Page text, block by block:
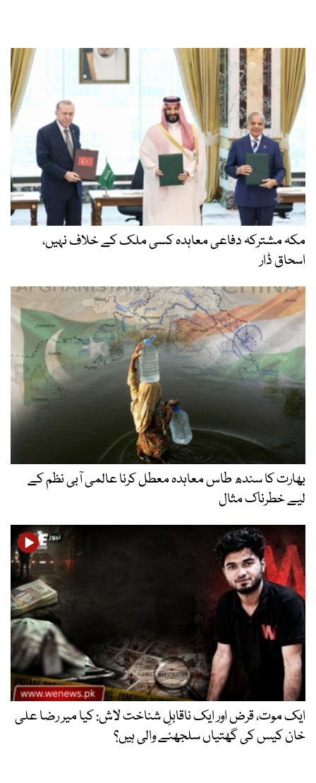
مکہ مشترکہ دفاعی معاہدہ کسی ملک کے خلاف نہیں،
اسحاق ڈار
بھارت کا سندھ طاس معاہدہ معطل کرنا عالمی آبی نظم کے
لیے خطرناک مثال
ایک موت، قرض اور ایک ناقابلِ شناخت لاش: کیا میر رضا علی
خان کیس کی گھتیاں سلجھنے والی ہیں؟